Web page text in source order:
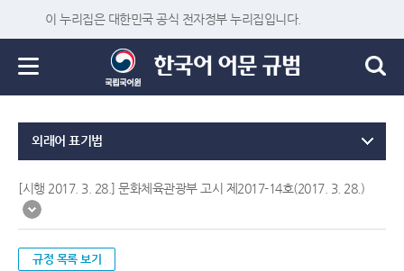
이 누리집은 대한민국 공식 전자정부 누리집입니다.
외래어 표기법
[시행 2017. 3. 28.] 문화체육관광부 고시 제2017-14호(2017. 3. 28.)
규정 목록 보기